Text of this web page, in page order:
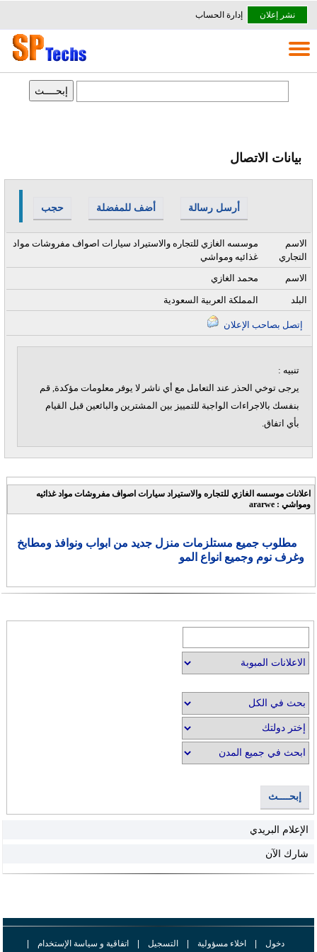
نشر إعلان إدارة الحساب
بيانات الاتصال
حجب أضف للمفضلة أرسل رسالة
موسسه الغازي للتجاره والاستيراد سيارات اصواف مفروشات مواد
غذائيه ومواشي
الاسم
التجاري
محمد الغازي
الاسم
المملكة العربية السعودية البلد
تنبيه :
يرجى توخي الحذر عند التعامل مع أي ناشر لا يوفر معلومات مؤكدة, قم
بنفسك بالاجراءات الواجبة للتمييز بين المشترين والبائعين قبل القيام
بأي اتفاق.
اعلانات موسسه الغازي للتجاره والاستيراد سيارات اصواف مفروشات مواد غذائيه
ومواشي : ararwe
مطلوب جميع مستلزمات منزل جديد من ابواب ونوافذ ومطابخ
وغرف نوم وجميع انواع المو
إبحــــث
الإعلام البريدي
شارك الآن
دخول | اخلاء مسؤولية | التسجيل | اتفاقية و سياسة الإستخدام
|